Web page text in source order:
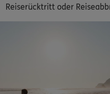
Reiserücktritt oder